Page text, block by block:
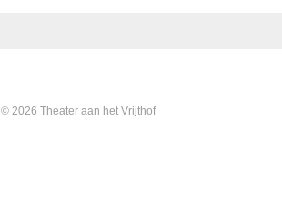
© 2026 Theater aan het Vrijthof